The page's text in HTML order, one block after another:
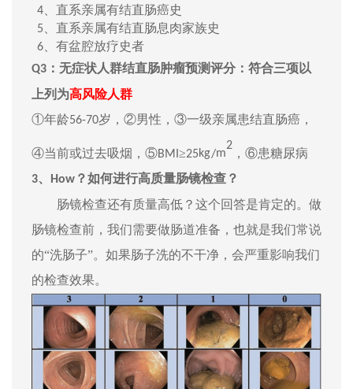
4 直系亲属有结直肠癌史
5 直系亲属有结直肠息肉家族史
6 、有盆腔放疗史者
Q3 ： 无症状人群结直肠肿瘤预测评分：符合三项以
上列为高风险人群
①年龄56-70岁， ②男性，③一级亲属患结直肠癌，
④当前或过去吸烟，⑤BMI ≥25kg/m
2
⑥患糖尿病
3、 How ？如何进行高质量肠镜检查？
肠镜检查还有质量高低？这个回答是肯定的。做
肠镜检查前，我们需要做肠道准备，也就是我们常说
的“洗肠子”。如果肠子洗的不干净，会严重影响我们
的检查效果。